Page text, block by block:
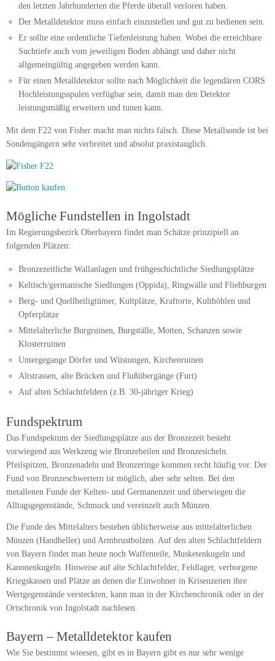
den letzten Jahrhunderten die Pferde überall verloren haben.
Der Metalldetektor muss einfach einzustellen und gut zu bedienen sein.
Er sollte eine ordentliche Tiefenleistung haben. Wobei die erreichbare
Suchtiefe auch vom jeweiligen Boden abhängt und daher nicht
allgemeingültig angegeben werden kann.
Für einen Metalldetektor sollte nach Möglichkeit die legendären CORS
Hochleistungsspulen verfügbar sein, damit man den Detektor
leistungsmäßig erweitern und tunen kann.
Mit dem F22 von Fisher macht man nichts falsch. Diese Metallsonde ist bei
Sondengängern sehr verbreitet und absolut praxistauglich.
Mögliche Fundstellen in Ingolstadt
Im Regierungsbezirk Oberbayern findet man Schätze prinzipiell an
folgenden Plätzen:
Bronzezeitliche Wallanlagen und frühgeschichtliche Siedlungsplätze
Keltisch/germanische Siedlungen (Oppida), Ringwälle und Fliehburgen
Berg- und Quellheiligtümer, Kultplätze, Kraftorte, Kulthöhlen und
Opferplätze
Mittelalterliche Burgruinen, Burgställe, Motten, Schanzen sowie
Klosterruinen
Untergegange Dörfer und Wüstungen, Kirchenruinen
Altstrassen, alte Brücken und Flußübergänge (Furt)
Auf alten Schlachtfeldern (z.B. 30-jähriger Krieg)
Fundspektrum
Das Fundspektum der Siedlungsplätze aus der Bronzezeit besteht
vorwiegend aus Werkzeug wie Bronzebeilen und Bronzesicheln.
Pfeilspitzen, Bronzenadeln und Bronzeringe kommen recht häufig vor. Der
Fund von Bronzeschwertern ist möglich, aber sehr selten. Bei den
metallenen Funde der Kelten- und Germanenzeit und überwiegen die
Alltagsgegenstände, Schmuck und vereinzelt auch Münzen.
Die Funde des Mittelalters bestehen üblicherweise aus mittelalterlichen
Münzen (Handheller) und Armbrustbolzen. Auf den alten Schlachtfeldern
von Bayern findet man heute noch Waffenteile, Musketenkugeln und
Kanonenkugeln. Hinweise auf alte Schlachtfelder, Feldlager, verborgene
Kriegskassen und Plätze an denen die Einwohner in Krisenzeiten ihre
Wertgegenstände versteckten, kann man in der Kirchenchronik oder in der
Ortschronik von Ingolstadt nachlesen.
Bayern – Metalldetektor kaufen
Wie Sie bestimmt wieesen, gibt es in Bayern gibt es nur sehr wenige